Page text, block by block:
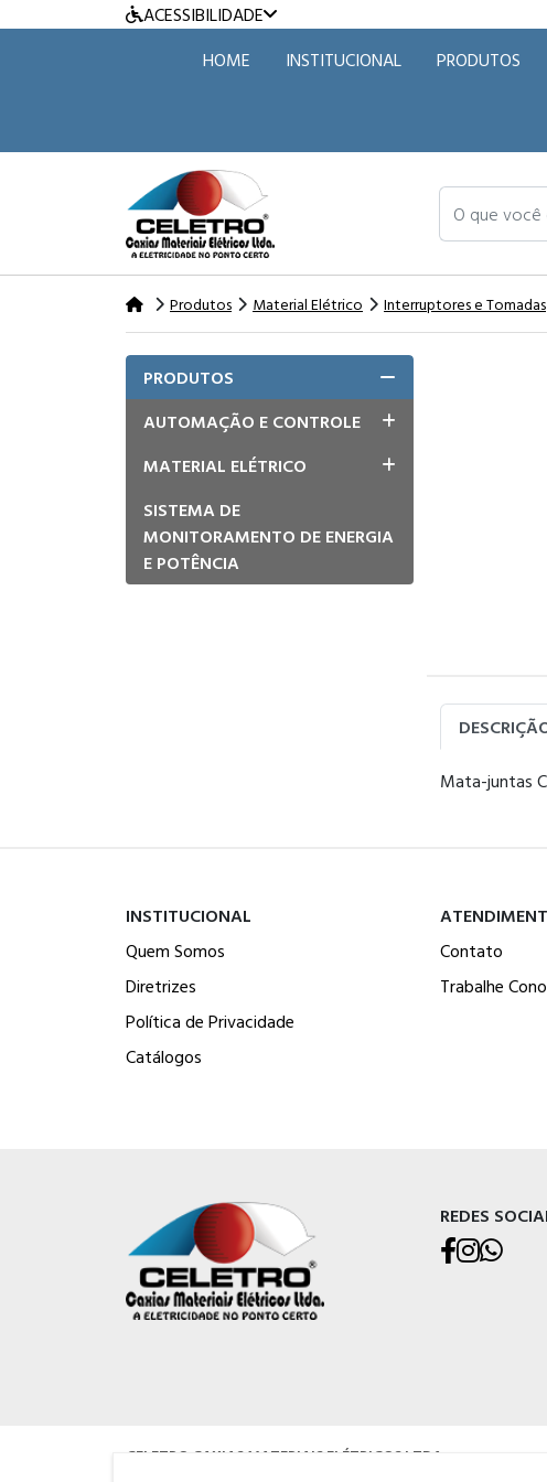
ACESSIBILIDADE
HOME
INSTITUCIONAL PRODUTOS
O que você
Produtos Material Elétrico Interruptores e Tomadas
PRODUTOS
AUTOMAÇÃO E CONTROLE
MATERIAL ELÉTRICO
SISTEMA DE
MONITORAMENTO DE ENERGIA
E POTÊNCIA
Mata-juntas
INSTITUCIONAL
Quem Somos
Diretrizes
Política de Privacidade
Catálogos
Contato
Trabalhe
REDES
CELETRO CAXIAS MATERIAIS ELÉTRICOS LTDA